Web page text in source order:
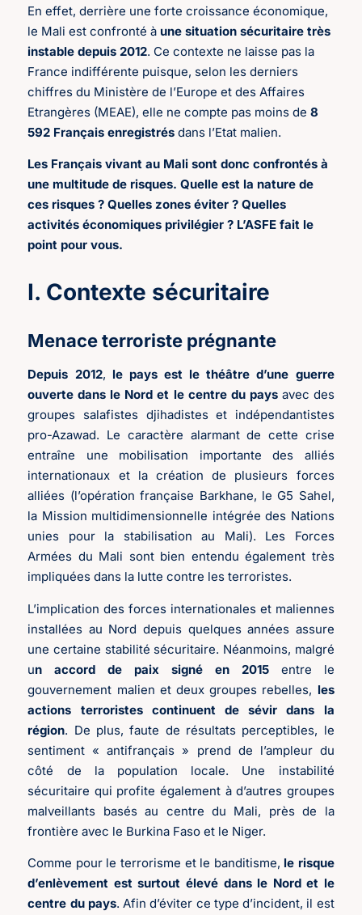
En effet, derrière une forte croissance économique,
le Mali est confronté à une situation sécuritaire très
instable depuis 2012. Ce contexte ne laisse pas la
France indifférente puisque, selon les derniers
chiffres du Ministère de l’Europe et des Affaires
Etrangères (MEAE), elle ne compte pas moins de8
592 Français enregistrés dans l’Etat malien.
Les Français vivant au Mali sont donc confrontés à
une multitude de risques. Quelle est la nature de
ces risques ? Quelles zones éviter ? Quelles
activités économiques privilégier ? L’ASFE fait le
point pour vous.
I. Contexte sécuritaire
Menace terroriste prégnante
Depuis 2012, le pays est le théâtre d’une guerre
ouverte dans le Nord et le centre du paysavec des
groupes salafistes djihadistes et indépendantistes
pro-Azawad. Le caractère alarmant de cette crise
entraîne une mobilisation importante des alliés
internationaux et la création de plusieurs forces
alliées (l’opération française Barkhane, le G5 Sahel,
la Mission multidimensionnelle intégrée des Nations
unies pour la stabilisation au Mali). Les Forces
Armées du Mali sont bien entendu également très
impliquées dans la lutte contre les terroristes.
L’implication des forces internationales et maliennes
installées au Nord depuis quelques années assure
une certaine stabilité sécuritaire. Néanmoins, malgré
un accord de paix signé en 2015entre le
gouvernement malien et deux groupes rebelles, les
actions terroristes continuent de sévir dans la
région. De plus, faute de résultats perceptibles, le
sentiment « antifrançais » prend de l’ampleur du
côté de la population locale. Une instabilité
sécuritaire qui profite également à d’autres groupes
malveillants basés au centre du Mali, près de la
frontière avec le Burkina Faso et le Niger.
Comme pour le terrorisme et le banditisme, le risque
d’enlèvement est surtout élevé dans le Nord et le
centre du pays. Afin d’éviter ce type d’incident, il est